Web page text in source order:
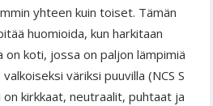
yhteen kuin toiset. Tämän
huomioida, kun harkitaan
on koti, jossa on paljon lämpimiä
väriksi puuvilla (NCS S
kirkkaat, neutraalit, puhtaat ja